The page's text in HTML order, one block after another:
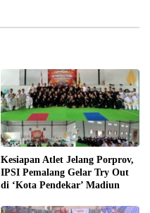
Kesiapan Atlet Jelang Porprov,
IPSI Pemalang Gelar Try Out
di ‘Kota Pendekar’ Madiun